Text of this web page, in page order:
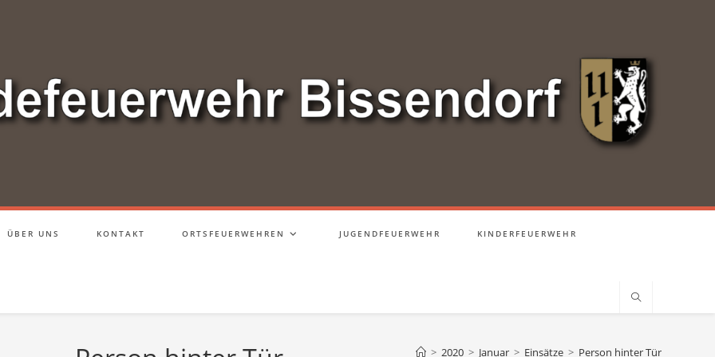
ÜBER UNS KONTAKT ORTSFEUERWEHREN JUGENDFEUERWEHR KINDERFEUERWEHR
> 2020 > Januar > Einsätze > Person hinter Tür